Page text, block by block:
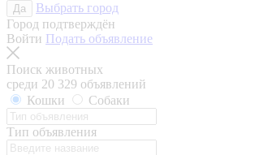
Да
Выбрать город
Город подтверждён
Войти Подать объявление
Поиск животных
среди 20 329 объявлений
Кошки
Собаки
Тип объявления